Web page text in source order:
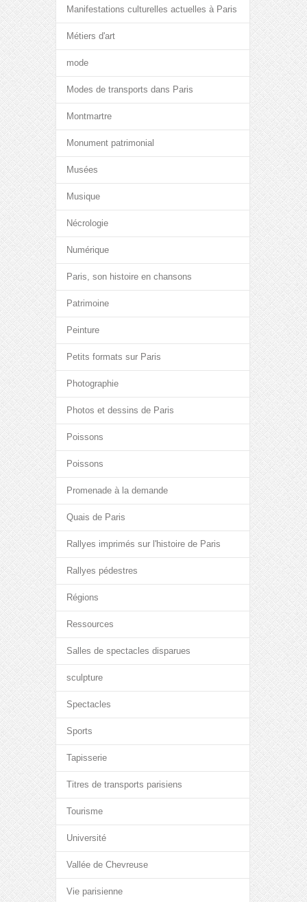
Manifestations culturelles actuelles à Paris
Métiers d'art
mode
Modes de transports dans Paris
Montmartre
Monument patrimonial
Musées
Musique
Nécrologie
Numérique
Paris, son histoire en chansons
Patrimoine
Peinture
Petits formats sur Paris
Photographie
Photos et dessins de Paris
Poissons
Poissons
Promenade à la demande
Quais de Paris
Rallyes imprimés sur l'histoire de Paris
Rallyes pédestres
Régions
Ressources
Salles de spectacles disparues
sculpture
Spectacles
Sports
Tapisserie
Titres de transports parisiens
Tourisme
Université
Vallée de Chevreuse
Vie parisienne